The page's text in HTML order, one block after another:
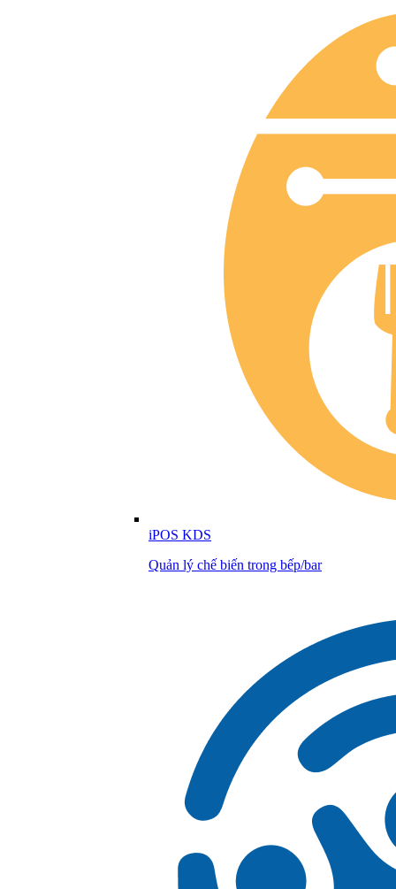
iPOS KDS
Quản lý chế biến trong bếp/bar